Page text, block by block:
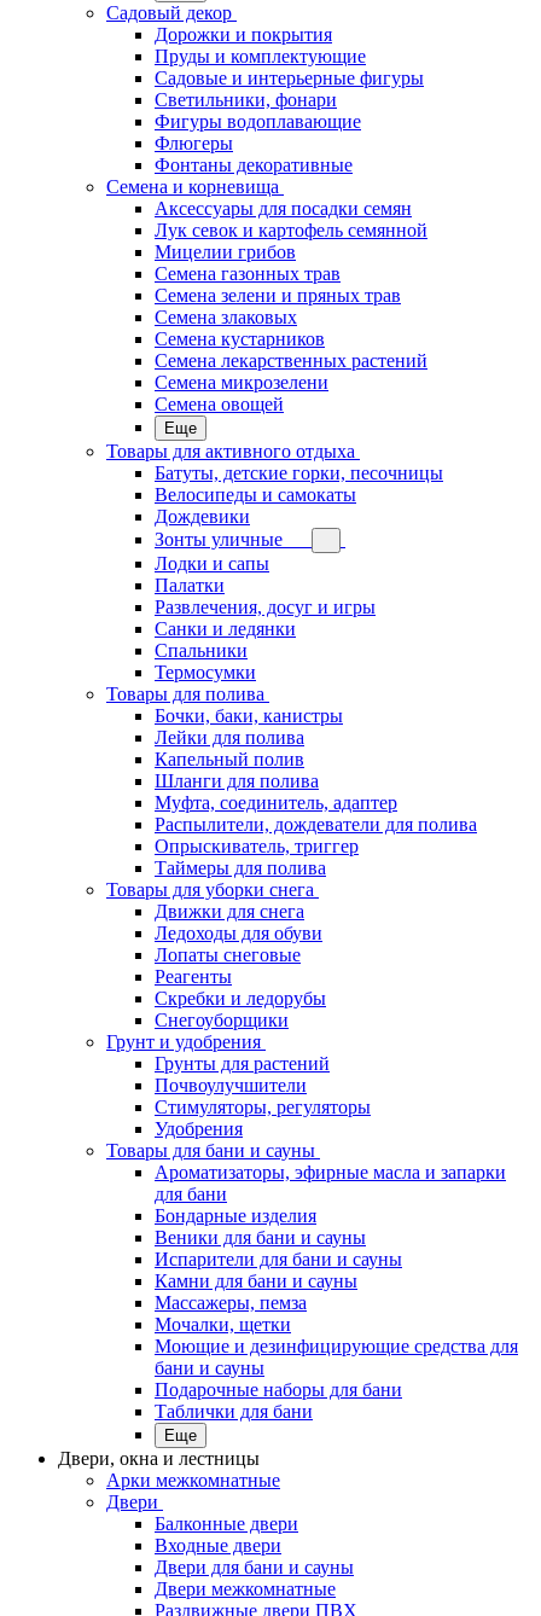
Садовый декор
Дорожки и покрытия
Пруды и комплектующие
Садовые и интерьерные фигуры
Светильники, фонари
Фигуры водоплавающие
Флюгеры
Фонтаны декоративные
Семена и корневища
Аксессуары для посадки семян
Лук севок и картофель семянной
Мицелии грибов
Семена газонных трав
Семена зелени и пряных трав
Семена злаковых
Семена кустарников
Семена лекарственных растений
Семена микрозелени
Семена овощей
Еще
Товары для активного отдыха
Батуты, детские горки, песочницы
Велосипеды и самокаты
Дождевики
Зонты уличные
Лодки и сапы
Палатки
Развлечения, досуг и игры
Санки и ледянки
Спальники
Термосумки
Товары для полива
Бочки, баки, канистры
Лейки для полива
Капельный полив
Шланги для полива
Муфта, соединитель, адаптер
Распылители, дождеватели для полива
Опрыскиватель, триггер
Таймеры для полива
Товары для уборки снега
Движки для снега
Ледоходы для обуви
Лопаты снеговые
Реагенты
Скребки и ледорубы
Снегоуборщики
Грунт и удобрения
Грунты для растений
Почвоулучшители
Стимуляторы, регуляторы
Удобрения
Товары для бани и сауны
Ароматизаторы, эфирные масла и запарки
для бани
Бондарные изделия
Веники для бани и сауны
Испарители для бани и сауны
Камни для бани и сауны
Массажеры, пемза
Мочалки, щетки
Моющие и дезинфицирующие средства для
бани и сауны
Подарочные наборы для бани
Таблички для бани
Еще
Двери, окна и лестницы
Арки межкомнатные
Двери
Балконные двери
Входные двери
Двери для бани и сауны
Двери межкомнатные
Раздвижные двери ПВХ